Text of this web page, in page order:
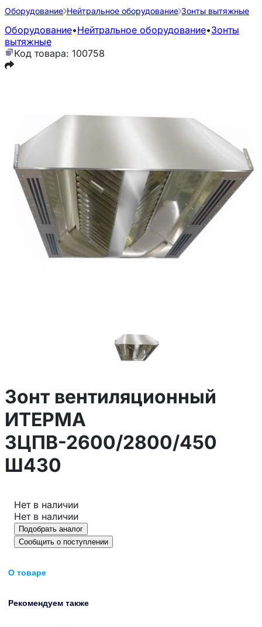
Оборудование Нейтральное оборудование Зонты вытяжные
Оборудование•Нейтральное оборудование•Зонты
вытяжные
Код товара: 100758
Зонт вентиляционный
ИТЕРМА
ЗЦПВ-2600/2800/450
Ш430
Нет в наличии
Нет в наличии
Подобрать аналог
Сообщить о поступлении
О товаре
Рекомендуем также